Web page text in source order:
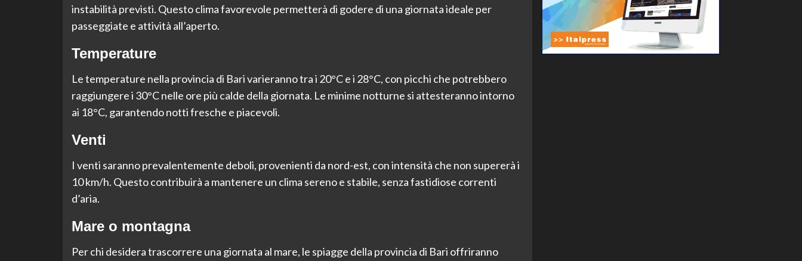
instabilità previsti. Questo clima favorevole permetterà di godere di una giornata ideale per
passeggiate e attività all’aperto.
Temperature
Le temperature nella provincia di Bari varieranno tra i 20°C e i 28°C, con picchi che potrebbero
raggiungere i 30°C nelle ore più calde della giornata. Le minime notturne si attesteranno intorno
ai 18°C, garantendo notti fresche e piacevoli.
Venti
I venti saranno prevalentemente deboli, provenienti da nord-est, con intensità che non supererà i
10 km/h. Questo contribuirà a mantenere un clima sereno e stabile, senza fastidiose correnti
d’aria.
Mare o montagna
Per chi desidera trascorrere una giornata al mare, le spiagge della provincia di Bari offriranno